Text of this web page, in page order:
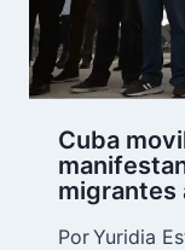
Cuba
migrantes
PorYuridia